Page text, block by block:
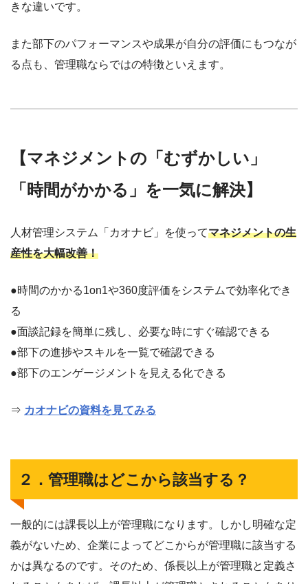
きな違いです。
また部下のパフォーマンスや成果が自分の評価にもつなが
る点も、管理職ならではの特徴といえます。
【マネジメントの「むずかしい」
「時間がかかる」を一気に解決】
人材管理システム「カオナビ」を使ってマネジメントの生
産性を大幅改善！
●時間のかかる1on1や360度評価をシステムで効率化でき
る
●面談記録を簡単に残し、必要な時にすぐ確認できる
●部下の進捗やスキルを一覧で確認できる
●部下のエンゲージメントを見える化できる
⇒ カオナビの資料を見てみる
２．管理職はどこから該当する？
一般的には課長以上が管理職になります。しかし明確な定
義がないため、企業によってどこからが管理職に該当する
かは異なるのです。そのため、係長以上が管理職と定義さ